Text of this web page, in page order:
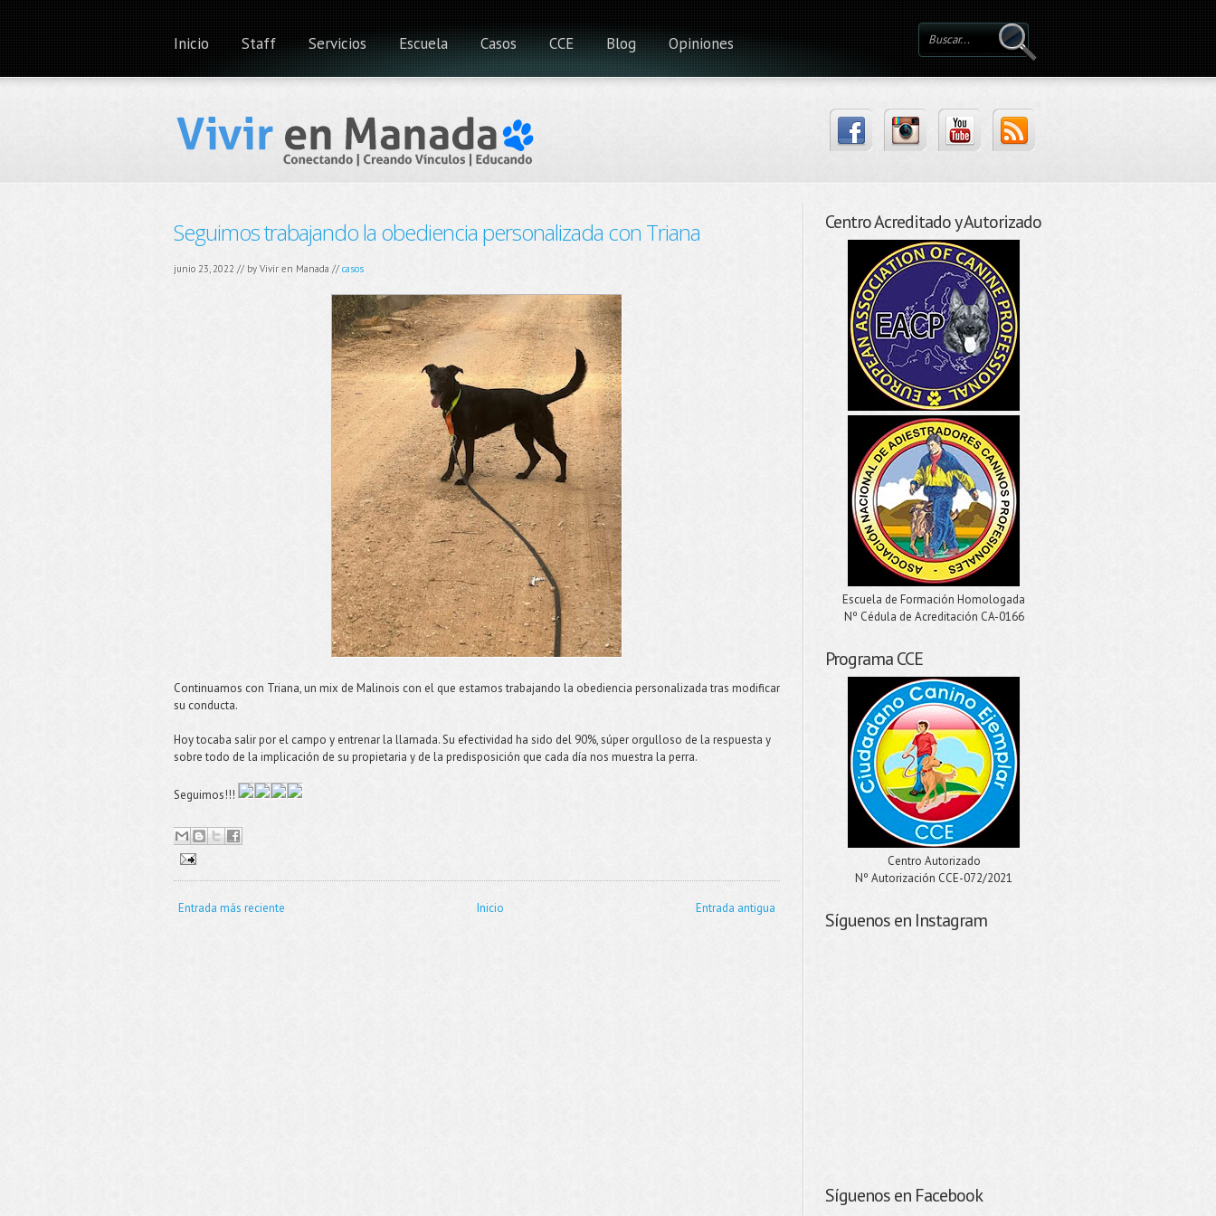
Inicio Staff Servicios Escuela Casos CCE Blog Opiniones
Seguimos trabajando la obediencia personalizada con Triana
junio 23, 2022 // by Vivir en Manada // casos
Continuamos con Triana, un mix de Malinois con el que estamos trabajando la obediencia personalizada tras modificar
su conducta.
Hoy tocaba salir por el campo y entrenar la llamada. Su efectividad ha sido del 90%, súper orgulloso de la respuesta y
sobre todo de la implicación de su propietaria y de la predisposición que cada día nos muestra la perra.
Seguimos!!!
Entrada más reciente Entrada antigua
Inicio
Centro Acreditado y Autorizado
Escuela de Formación Homologada
Nº Cédula de Acreditación CA-0166
Programa CCE
Centro Autorizado
Nº Autorización CCE-072/2021
Síguenos en Instagram
Síguenos en Facebook